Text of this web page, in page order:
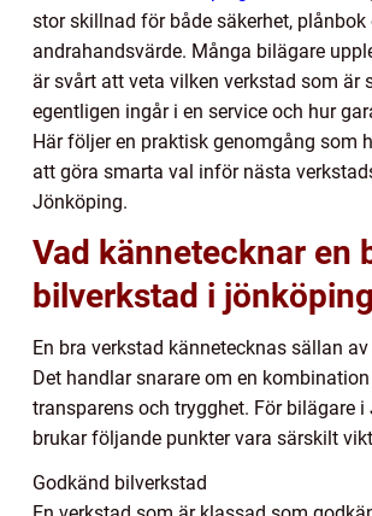
stor skillnad för både säkerhet, plånbok
andrahandsvärde. Många bilägare
är svårt att veta vilken verkstad som är
egentligen ingår i en service och hur
Här följer en praktisk genomgång som
att göra smarta val inför nästa
Jönköping.
Vad kännetecknar en
bilverkstad i
En bra verkstad kännetecknas sällan
Det handlar snarare om en
transparens och trygghet. För bilägare i
brukar följande punkter vara särskilt
Godkänd bilverkstad